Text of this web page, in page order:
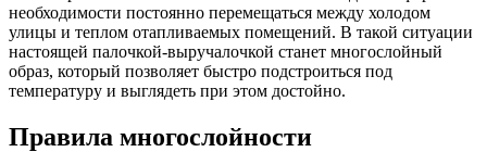
необходимости постоянно перемещаться между холодом
улицы и теплом отапливаемых помещений. В такой ситуации
настоящей палочкой-выручалочкой станет многослойный
образ, который позволяет быстро подстроиться под
температуру и выглядеть при этом достойно.
Правила многослойности